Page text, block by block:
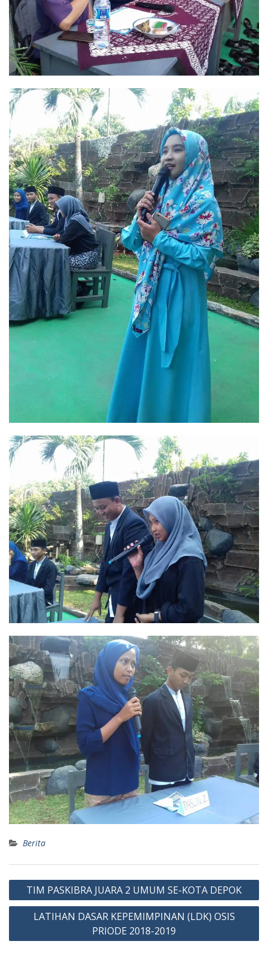
Berita
Navigasi
pos
TIM PASKIBRA JUARA 2 UMUM SE-KOTA DEPOK
LATIHAN DASAR KEPEMIMPINAN (LDK) OSIS
PRIODE 2018-2019